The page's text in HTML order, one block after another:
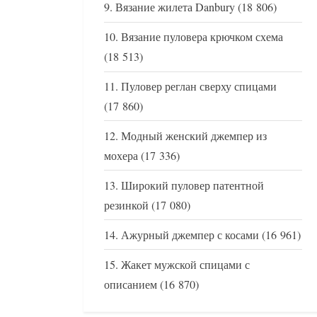
Вязание жилета Danbury(18 806)
Вязание пуловера крючком схема
(18 513)
Пуловер реглан сверху спицами
(17 860)
Модный женский джемпер из
мохера(17 336)
Широкий пуловер патентной
резинкой (17 080)
Ажурный джемпер с косами (16 961)
Жакет мужской спицами с
описанием(16 870)